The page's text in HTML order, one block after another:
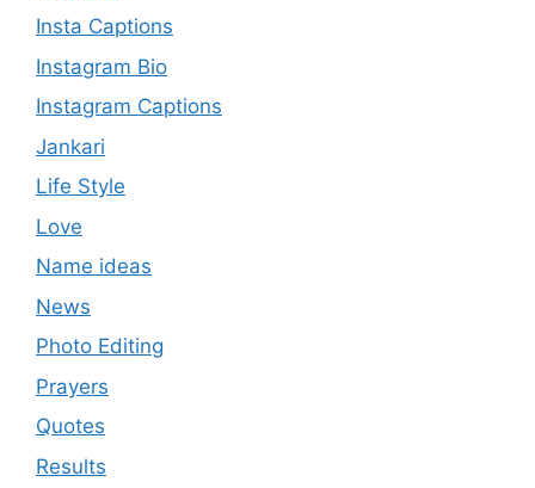
Insta Captions
Instagram Bio
Instagram Captions
Jankari
Life Style
Love
Name ideas
News
Photo Editing
Prayers
Quotes
Results